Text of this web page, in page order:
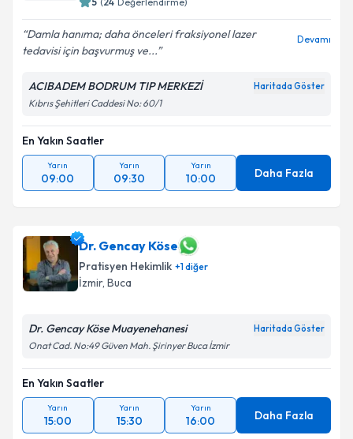
Damla hanıma; daha önceleri fraksiyonel lazer
tedavisi için başvurmuş ve...
Devamı
ACIBADEM BODRUM TIP MERKEZİ Haritada Göster
Kıbrıs Şehitleri Caddesi No: 60/1
En Yakın Saatler
Yarın
09:00
Yarın
09:30
Yarın
10:00 Daha Fazla
Dr. Gencay Köse
Pratisyen Hekimlik +1diğer
İzmir, Buca
Dr. Gencay Köse Muayenehanesi Haritada Göster
Onat Cad. No:49 Güven Mah. Şirinyer Buca İzmir
En Yakın Saatler
Yarın
15:00
Yarın
15:30
Yarın
16:00 Daha Fazla